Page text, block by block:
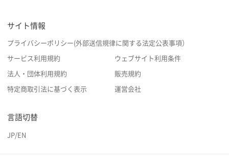
サポート
サイト情報
プライバシーポリシー(外部送信規律に関する法定公表事項）
サービス利用規約 ウェブサイト利用条件
法人・団体利用規約 販売規約
特定商取引法に基づく表示 運営会社
言語切替
JP/EN